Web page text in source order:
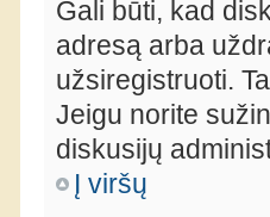
Gali būti, kad
adresą arba
užsiregistruoti.
Jeigu norite
diskusijų
Į viršų